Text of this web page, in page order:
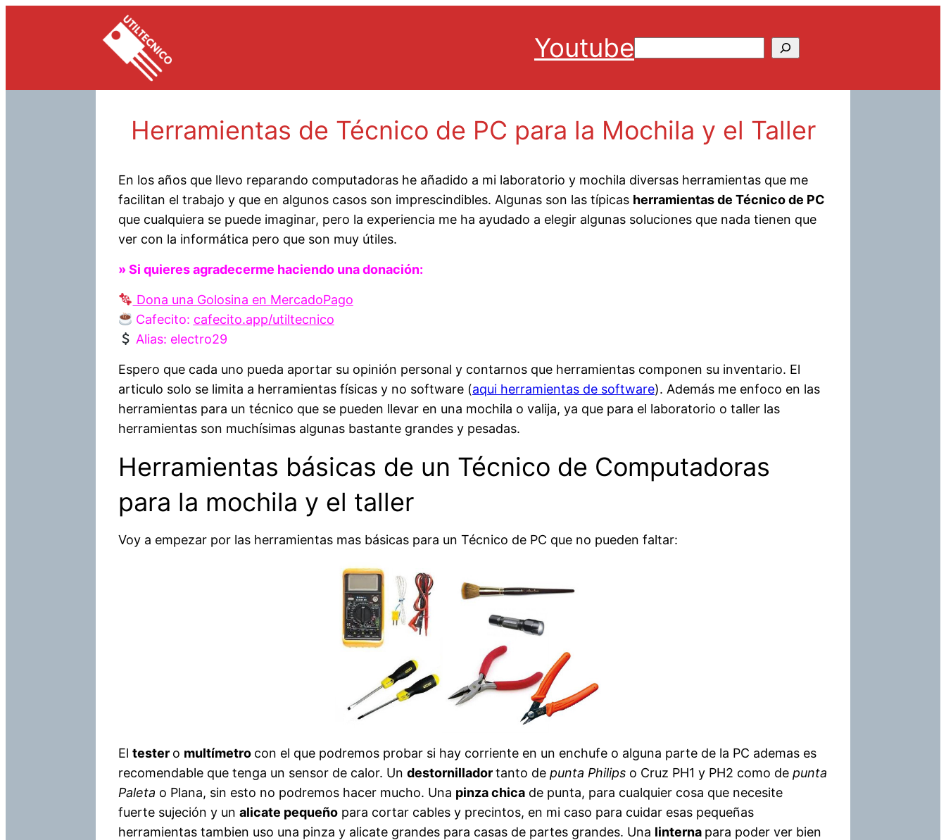
YoutubeBuscar
Herramientas de Técnico de PC para la Mochila y el Taller
En los años que llevo reparando computadoras he añadido a mi laboratorio y mochila diversas herramientas que me
facilitan el trabajo y que en algunos casos son imprescindibles. Algunas son las típicas herramientas de Técnico de PC
que cualquiera se puede imaginar, pero la experiencia me ha ayudado a elegir algunas soluciones que nada tienen que
ver con la informática pero que son muy útiles.
» Si quieres agradecerme haciendo una donación:
Dona una Golosina en MercadoPago
Cafecito: cafecito.app/utiltecnico
Alias: electro29
Espero que cada uno pueda aportar su opinión personal y contarnos que herramientas componen su inventario. El
articulo solo se limita a herramientas físicas y no software (aqui herramientas de software). Además me enfoco en las
herramientas para un técnico que se pueden llevar en una mochila o valija, ya que para el laboratorio o taller las
herramientas son muchísimas algunas bastante grandes y pesadas.
Herramientas básicas de un Técnico de Computadoras
para la mochila y el taller
Voy a empezar por las herramientas mas básicas para un Técnico de PC que no pueden faltar:
El tester o multímetro con el que podremos probar si hay corriente en un enchufe o alguna parte de la PC ademas es
recomendable que tenga un sensor de calor. Un destornilladortanto de punta Philips o Cruz PH1 y PH2 como de punta
Paleta o Plana, sin esto no podremos hacer mucho. Una pinza chica de punta, para cualquier cosa que necesite
fuerte sujeción y un alicate pequeño para cortar cables y precintos, en mi caso para cuidar esas pequeñas
herramientas tambien uso una pinza y alicate grandes para casas de partes grandes. Una linterna para poder ver bien